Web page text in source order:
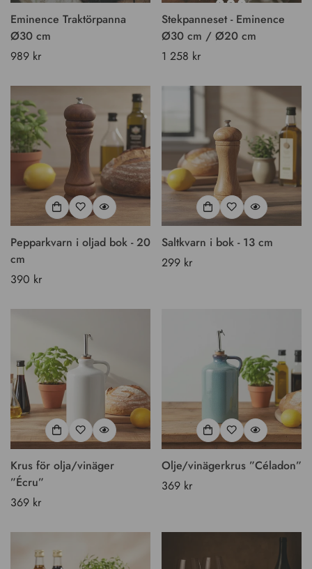
Eminence Traktörpanna
Ø30 cm
Vanligt
989 kr
Stekpanneset - Eminence
Ø30 cm / Ø20 cm
Vanligt
1 258 kr
Pepparkvarn i oljad bok - 20
cm
Vanligt
390 kr
Saltkvarn i bok - 13 cm
Vanligt
299 kr
Krus för olja/vinäger
”Écru”
Vanligt
369 kr
Olje/vinägerkrus ”Céladon”
Vanligt
369 kr